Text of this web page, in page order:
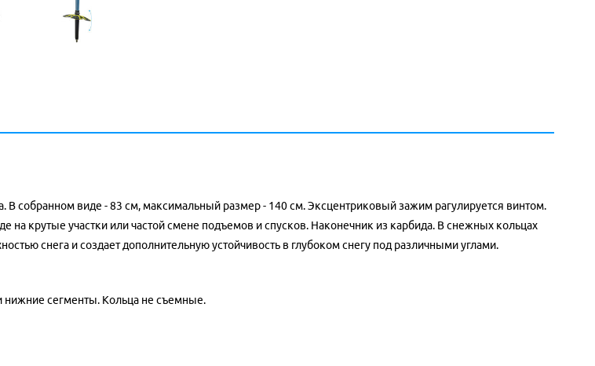
собранном виде - 83 см, максимальный размер - 140 см. Эксцентриковый зажим рагулируется винтом.
на крутые участки или частой смене подъемов и спусков. Наконечник из карбида. В снежных кольцах
снега и создает дополнительную устойчивость в глубоком снегу под различными углами.
нижние сегменты. Кольца не съемные.